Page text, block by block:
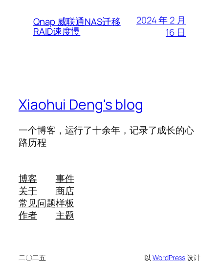
Qnap 威联通NAS迁移
RAID速度慢
2024 年 2 月
16 日
Xiaohui Deng's blog
一个博客，运行了十余年，记录了成长的心
路历程
博客
关于
常见问题
作者
事件
商店
样板
主题
二〇二五 以WordPress设计